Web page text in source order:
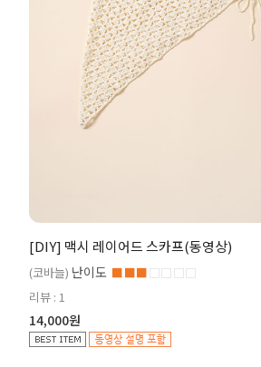
[DIY] 맥시 레이어드 스카프(동영상)
(코바늘) 난이도 ■■■□□□□
리뷰 : 1
14,000원